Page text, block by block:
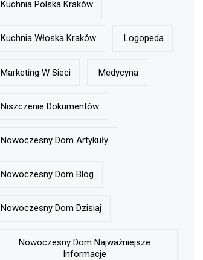
Kuchnia Polska Kraków
Kuchnia Włoska Kraków Logopeda
Marketing W Sieci Medycyna
Niszczenie Dokumentów
Nowoczesny Dom Artykuły
Nowoczesny Dom Blog
Nowoczesny Dom Dzisiaj
Nowoczesny Dom Najważniejsze
Informacje